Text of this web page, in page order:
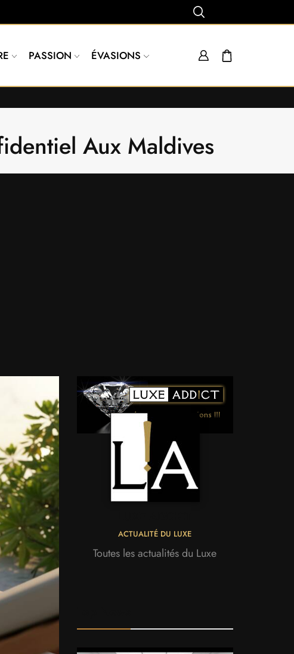
PASSION ÉVASIONS
Aux Maldives
ACTUALITÉ DU LUXE
Toutes les actualités du Luxe